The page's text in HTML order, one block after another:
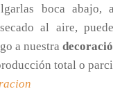
boca abajo,
al aire,
a nuestra
total o